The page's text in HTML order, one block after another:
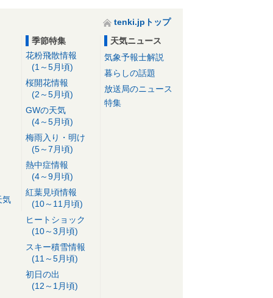
tenki.jpトップ
気
季節特集
花粉飛散情報
(1～5月頃)
桜開花情報
(2～5月頃)
GWの天気
(4～5月頃)
梅雨入り・明け
(5～7月頃)
熱中症情報
(4～9月頃)
紅葉見頃情報
(10～11月頃)
ヒートショック
(10～3月頃)
スキー積雪情報
(11～5月頃)
初日の出
(12～1月頃)
天気ニュース
気象予報士解説
暮らしの話題
放送局のニュース
特集